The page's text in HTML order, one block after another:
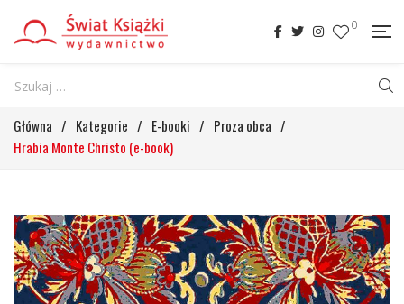
0
Główna / Kategorie / E-booki / Proza obca /
Hrabia Monte Christo (e-book)